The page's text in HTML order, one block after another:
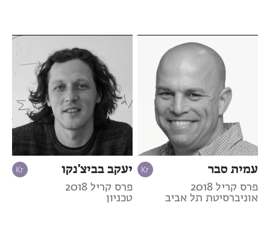
עמית סבר
פרס קריל 2018
אוניברסיטת תל אביב
יעקב בביצ'נקו
פרס קריל 2018
טכניון